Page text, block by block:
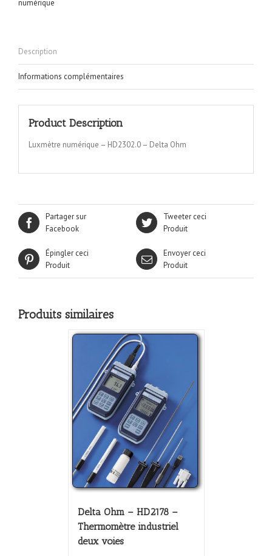
numérique
Description
Informations complémentaires
Product Description
Luxmètre numérique – HD2302.0 – Delta Ohm
Partager sur
Facebook
Tweeter ceci
Produit
Épingler ceci
Produit
Envoyer ceci
Produit
Produits similaires
Delta Ohm – HD2178 –
Thermomètre industriel
deux voies